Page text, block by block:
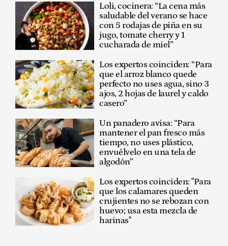
Loli, cocinera: “La cena más
saludable del verano se hace
con 5 rodajas de piña en su
jugo, tomate cherry y 1
cucharada de miel”
Los expertos coinciden: “Para
que el arroz blanco quede
perfecto no uses agua, sino 3
ajos, 2 hojas de laurel y caldo
casero”
Un panadero avisa: “Para
mantener el pan fresco más
tiempo, no uses plástico,
envuélvelo en una tela de
algodón”
Los expertos coinciden: "Para
que los calamares queden
crujientes no se rebozan con
huevo; usa esta mezcla de
harinas"